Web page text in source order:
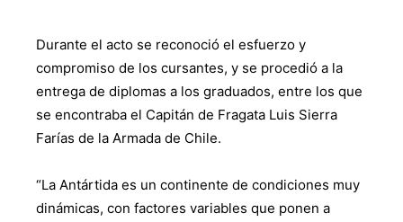
Durante el acto se reconoció el esfuerzo y
compromiso de los cursantes, y se procedió a la
entrega de diplomas a los graduados, entre los que
se encontraba el Capitán de Fragata Luis Sierra
Farías de la Armada de Chile.
“La Antártida es un continente de condiciones muy
dinámicas, con factores variables que ponen a